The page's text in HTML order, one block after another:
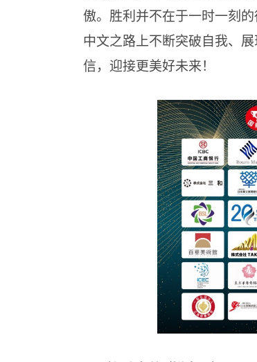
傲。胜利并不在于一时一刻
中文之路上不断突破自我、
信，迎接更美好未来！